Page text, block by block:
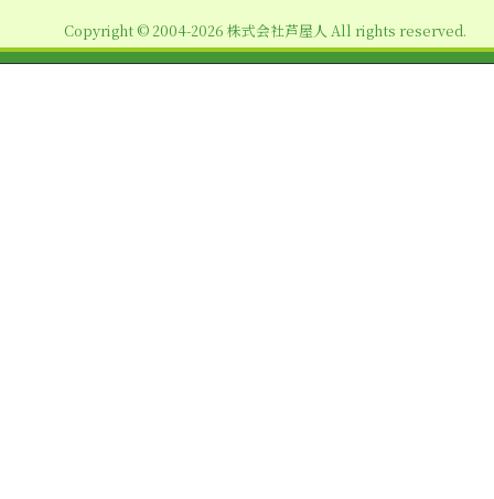
ン
Copyright © 2004-2026 株式会社芦屋人 All rights reserved.